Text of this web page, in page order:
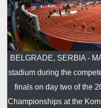
BELGRADE, SERBIA -
stadium during the
finals on day two of the
Championships at the